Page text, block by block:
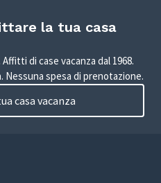
la tua casa
di case vacanza dal 1968.
spesa di prenotazione.
casa vacanza